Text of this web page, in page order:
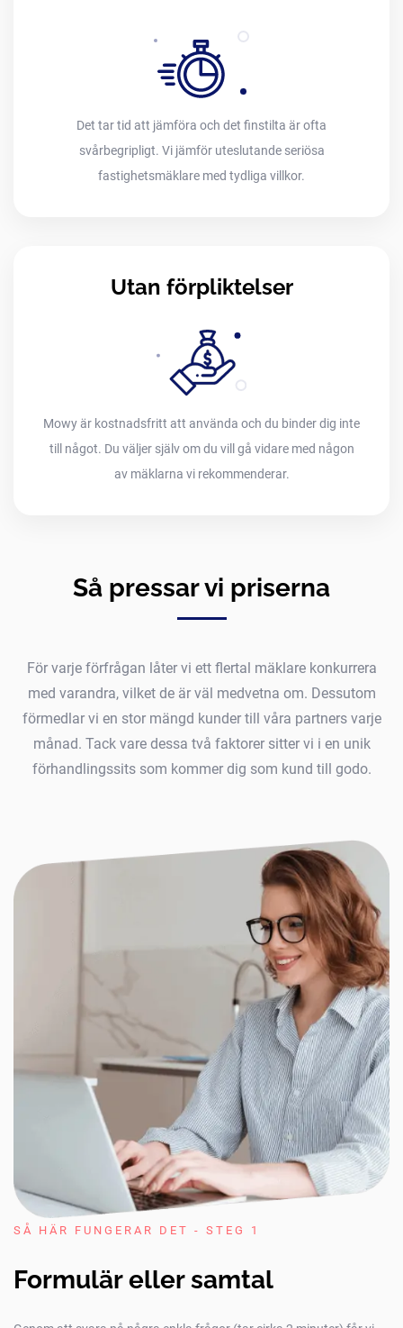
Det tar tid att jämföra och det finstilta är ofta
svårbegripligt. Vi jämför uteslutande seriösa
fastighetsmäklare med tydliga villkor.
Utan förpliktelser
Mowy är kostnadsfritt att använda och du binder dig inte
till något. Du väljer själv om du vill gå vidare med någon
av mäklarna vi rekommenderar.
Så pressar vi priserna
För varje förfrågan låter vi ett flertal mäklare konkurrera
med varandra, vilket de är väl medvetna om. Dessutom
förmedlar vi en stor mängd kunder till våra partners varje
månad. Tack vare dessa två faktorer sitter vi i en unik
förhandlingssits som kommer dig som kund till godo.
SÅ HÄR FUNGERAR DET - STEG 1
Formulär eller samtal